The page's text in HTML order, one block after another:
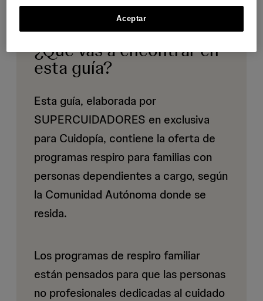
¿Qué vas a encontrar en
esta guía?
Esta guía, elaborada por
SUPERCUIDADORES en exclusiva
para Cuidopía, contiene la oferta de
programas respiro para familias con
personas dependientes a cargo, según
la Comunidad Autónoma donde se
resida.
Los programas de respiro familiar
están pensados para que las personas
no profesionales dedicadas al cuidado
Aceptar